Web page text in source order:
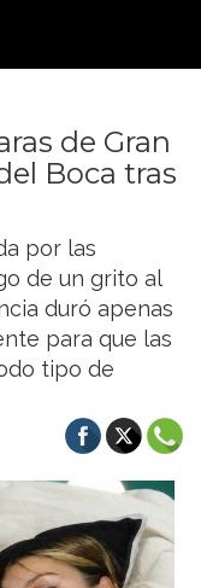
de Gran
Boca tras
por las
de un grito al
duró apenas
para que las
tipo de